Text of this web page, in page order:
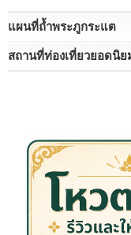
แผนที่ถ้ำพระภูกระแต
สถานที่ท่องเที่ยวยอดนิย